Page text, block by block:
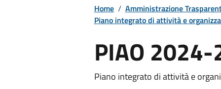
Home / Amministrazione
Piano integrato di attività e
PIAO
Piano integrato di attività e